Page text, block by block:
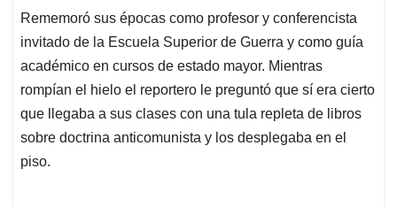
Rememoró sus épocas como profesor y conferencista
invitado de la Escuela Superior de Guerra y como guía
académico en cursos de estado mayor. Mientras
rompían el hielo el reportero le preguntó que sí era cierto
que llegaba a sus clases con una tula repleta de libros
sobre doctrina anticomunista y los desplegaba en el
piso.